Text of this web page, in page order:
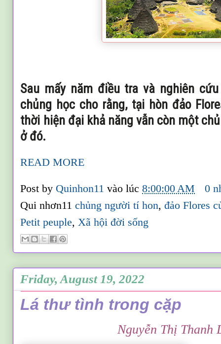
Sau mấy năm điều tra và nghiên
chủng học cho rằng, tại hòn đảo
thời hiện đại khả năng vẫn còn một
ở đó.
READ MORE
Post by Quinhon11vào lúc8:00:00 AM
0
Qui nhơn11chủng người tí hon,đảo Flores
Petit peuple,Xã hội đời sống
Friday, August 19, 2022
Lá thư tình trong cặp
Nguyễn Thị Thanh